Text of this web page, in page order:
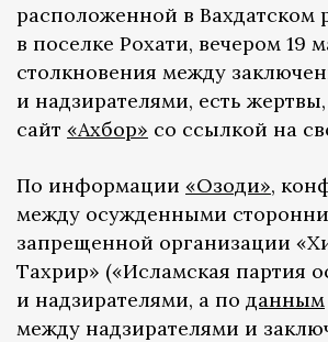
расположенной в Вахдатском
в поселке Рохати, вечером 19
столкновения между
и надзирателями, есть
сайт «Ахбор» со ссылкой на
По информации «Озоди»,
между осужденными
запрещенной организации
Тахрир» («Исламская партия
и надзирателями, а по данным
между надзирателями и